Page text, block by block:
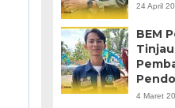
24 April
BEM
4 Maret